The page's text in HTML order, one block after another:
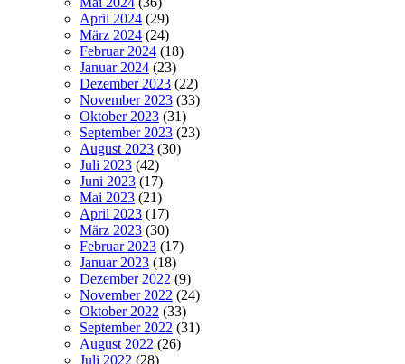
April 2024 (29)
März 2024 (24)
Februar 2024 (18)
Januar 2024 (23)
Dezember 2023 (22)
November 2023 (33)
Oktober 2023 (31)
September 2023 (23)
August 2023 (30)
Juli 2023 (42)
Juni 2023 (17)
Mai 2023 (21)
April 2023 (17)
März 2023 (30)
Februar 2023 (17)
Januar 2023 (18)
Dezember 2022 (9)
November 2022 (24)
Oktober 2022 (33)
September 2022 (31)
August 2022 (26)
Juli 2022 (28)